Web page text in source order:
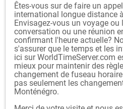
Êtes-vous sur de faire un
international longue distance
Envisagez-vous un voyage
conversation ou une réunion
confirmant l'heure actuelle?
s'assurer que le temps et les
ici sur WorldTimeServer.com
mieux pour maintenir des
changement de fuseau
pas seulement les
Monténégro.